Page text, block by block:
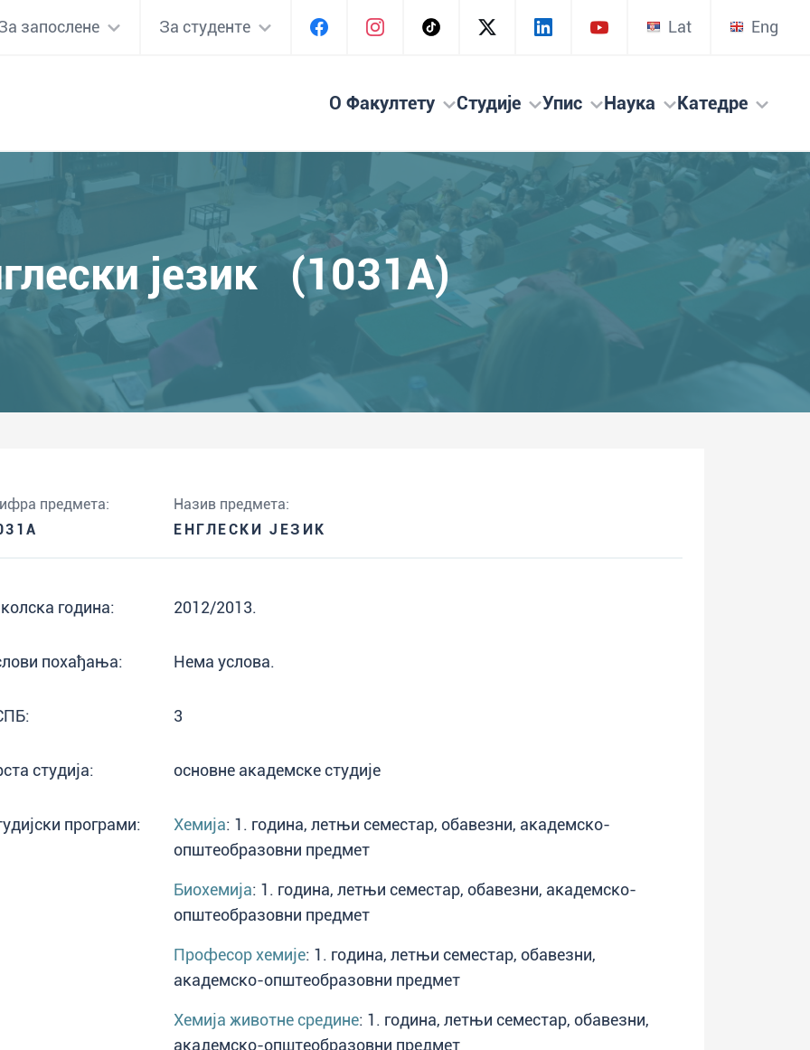
запослене За студенте Lat Eng
О Факултету Студије Упис Наука Катедре
језик (1031A)
предмета:
Назив предмета:
ЕНГЛЕСКИ ЈЕЗИК
година: 2012/2013.
похађања: Нема услова.
3
студија: основне академске студије
програми: Хемија: 1. година, летњи семестар, обавезни, академско-
општеобразовни предмет
Биохемија: 1. година, летњи семестар, обавезни, академско-
општеобразовни предмет
Професор хемије: 1. година, летњи семестар, обавезни,
академско-општеобразовни предмет
Хемија животне средине: 1. година, летњи семестар, обавезни,
академско-општеобразовни предмет